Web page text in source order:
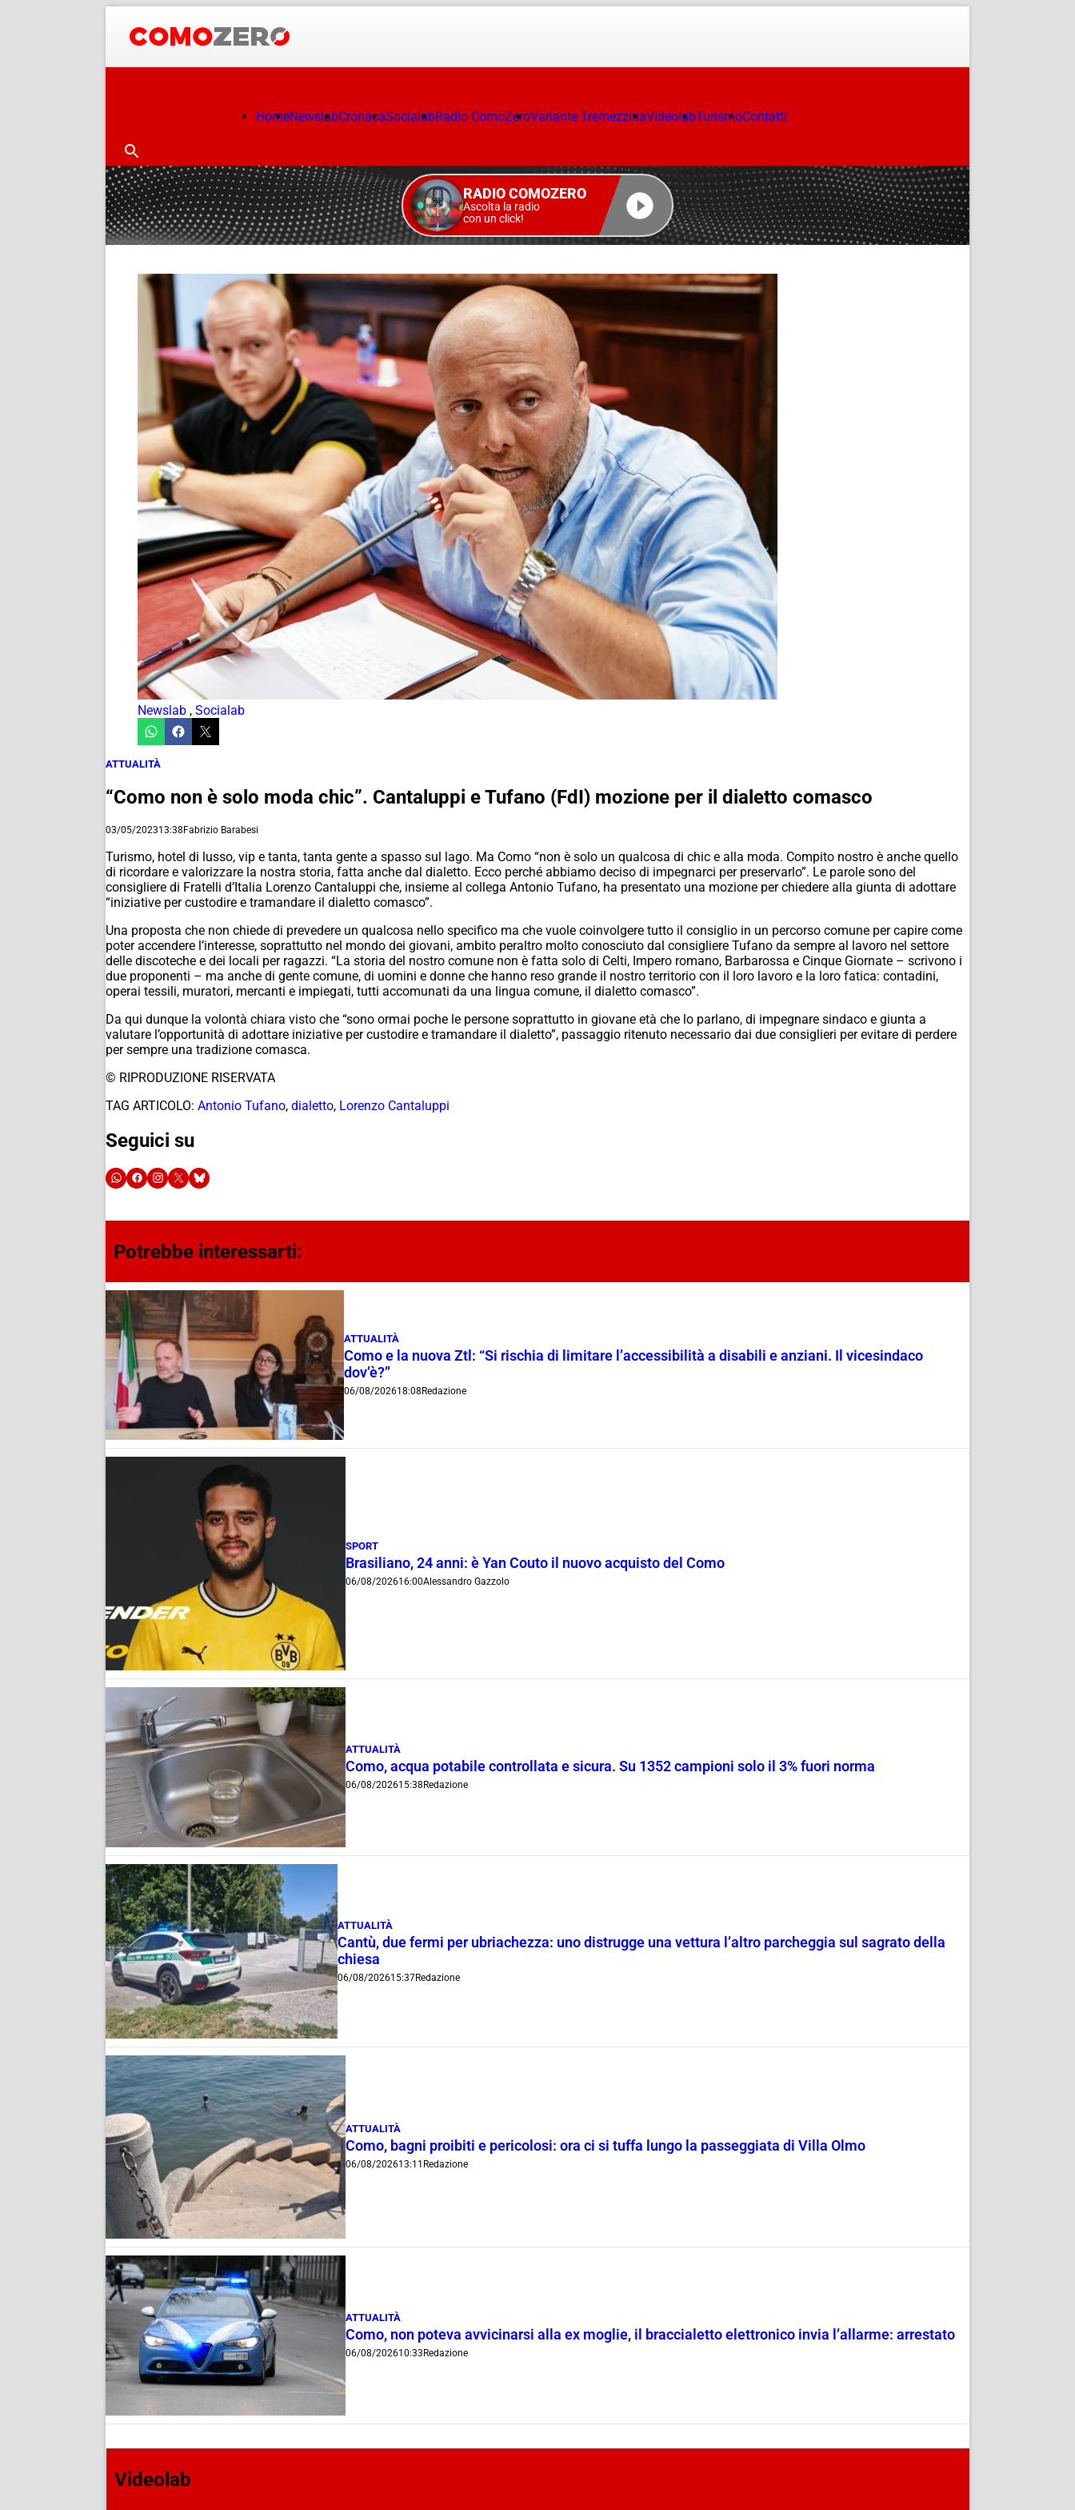
HomeNewslabCronacaSocialabRadio ComoZeroVariante TremezzinaVideolabTurismoContatti
RADIO COMOZERO
Ascolta la radio
con un click!
Newslab , Socialab
ATTUALITÀ
“Como non è solo moda chic”. Cantaluppi e Tufano (FdI) mozione per il dialetto comasco
03/05/202313:38Fabrizio Barabesi
Turismo, hotel di lusso, vip e tanta, tanta gente a spasso sul lago. Ma Como “non è solo un qualcosa di chic e alla moda. Compito nostro è anche quello
di ricordare e valorizzare la nostra storia, fatta anche dal dialetto. Ecco perché abbiamo deciso di impegnarci per preservarlo”. Le parole sono del
consigliere di Fratelli d’Italia Lorenzo Cantaluppi che, insieme al collega Antonio Tufano, ha presentato una mozione per chiedere alla giunta di adottare
“iniziative per custodire e tramandare il dialetto comasco”.
Una proposta che non chiede di prevedere un qualcosa nello specifico ma che vuole coinvolgere tutto il consiglio in un percorso comune per capire come
poter accendere l’interesse, soprattutto nel mondo dei giovani, ambito peraltro molto conosciuto dal consigliere Tufano da sempre al lavoro nel settore
delle discoteche e dei locali per ragazzi. “La storia del nostro comune non è fatta solo di Celti, Impero romano, Barbarossa e Cinque Giornate – scrivono i
due proponenti – ma anche di gente comune, di uomini e donne che hanno reso grande il nostro territorio con il loro lavoro e la loro fatica: contadini,
operai tessili, muratori, mercanti e impiegati, tutti accomunati da una lingua comune, il dialetto comasco”.
Da qui dunque la volontà chiara visto che “sono ormai poche le persone soprattutto in giovane età che lo parlano, di impegnare sindaco e giunta a
valutare l’opportunità di adottare iniziative per custodire e tramandare il dialetto”, passaggio ritenuto necessario dai due consiglieri per evitare di perdere
per sempre una tradizione comasca.
© RIPRODUZIONE RISERVATA
TAG ARTICOLO: Antonio Tufano, dialetto, Lorenzo Cantaluppi
Seguici su
Potrebbe interessarti:
ATTUALITÀ
Como e la nuova Ztl: “Si rischia di limitare l’accessibilità a disabili e anziani. Il vicesindaco
dov’è?”
06/08/202618:08 Redazione
SPORT
Brasiliano, 24 anni: è Yan Couto il nuovo acquisto del Como
06/08/202616:00Alessandro Gazzolo
ATTUALITÀ
Como, acqua potabile controllata e sicura. Su 1352 campioni solo il 3% fuori norma
06/08/202615:38 Redazione
ATTUALITÀ
Cantù, due fermi per ubriachezza: uno distrugge una vettura l’altro parcheggia sul sagrato della
chiesa
06/08/202615:37Redazione
ATTUALITÀ
Como, bagni proibiti e pericolosi: ora ci si tuffa lungo la passeggiata di Villa Olmo
06/08/202613:11 Redazione
ATTUALITÀ
Como, non poteva avvicinarsi alla ex moglie, il braccialetto elettronico invia l’allarme: arrestato
06/08/202610:33 Redazione
Videolab